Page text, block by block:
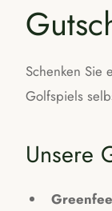
Schenken
Golfspiels
Unsere